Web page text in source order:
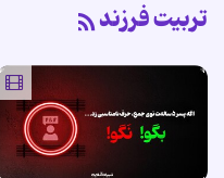
تربیت فرزند